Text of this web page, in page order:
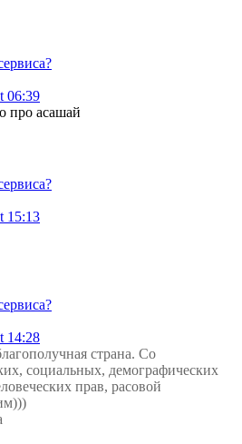
06:39
про асашай
15:13
14:28
страна. Со
социальных, демографических
прав, расовой